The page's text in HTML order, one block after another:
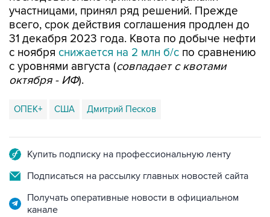
участницами, принял ряд решений. Прежде
всего, срок действия соглашения продлен до
31 декабря 2023 года. Квота по добыче нефти
с ноября снижается на 2 млн б/с по сравнению
с уровнями августа (совпадает с квотами
октября - ИФ).
ОПЕК+ США Дмитрий Песков
Купить подписку на профессиональную ленту
Подписаться на рассылку главных новостей сайта
Получать оперативные новости в официальном
канале